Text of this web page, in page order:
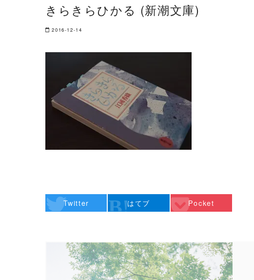
きらきらひかる (新潮文庫)
2016-12-14
Twitter はてブ Pocket